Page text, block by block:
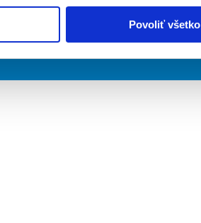
Povoliť všetko
Webmaster